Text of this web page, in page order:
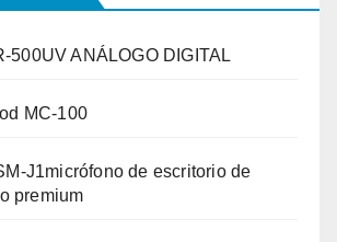
500UV ANÁLOGO DIGITAL
MC-100
J1micrófono de escritorio de
premium